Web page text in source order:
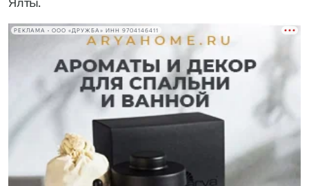
РЕКЛАМА • ООО «ДРУЖБА» ИНН 9704146411